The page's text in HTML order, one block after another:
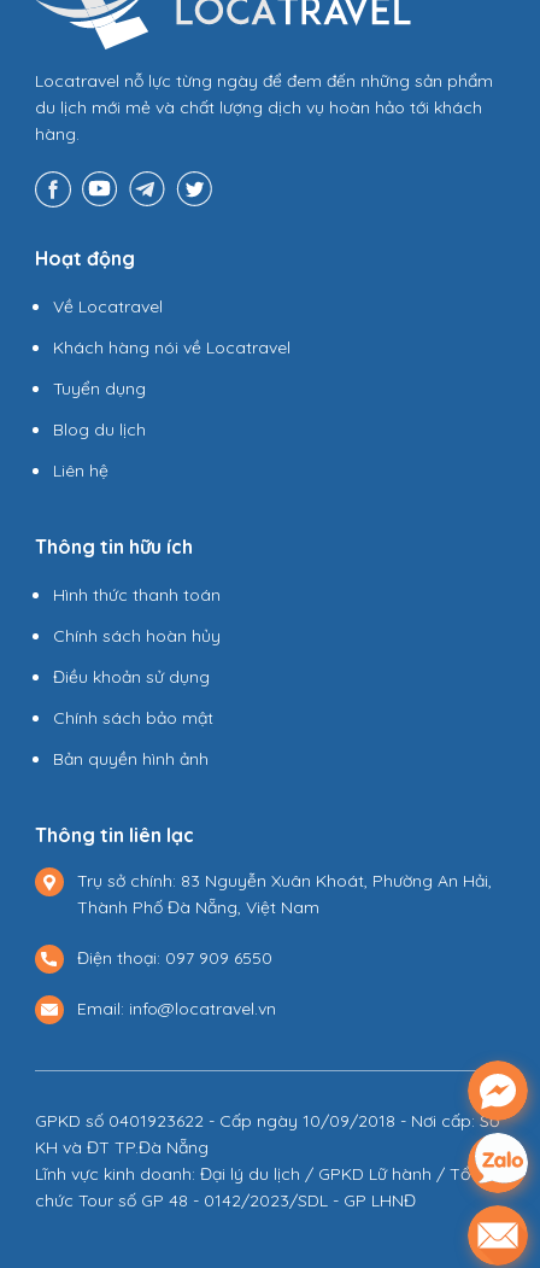
Locatravel nỗ lực từng ngày để đem đến những sản phẩm
du lịch mới mẻ và chất lượng dịch vụ hoàn hảo tới khách
hàng.
Hoạt động
Về Locatravel
Khách hàng nói về Locatravel
Tuyển dụng
Blog du lịch
Liên hệ
Thông tin hữu ích
Hình thức thanh toán
Chính sách hoàn hủy
Điều khoản sử dụng
Chính sách bảo mật
Bản quyền hình ảnh
Thông tin liên lạc
Trụ sở chính: 83 Nguyễn Xuân Khoát, Phường An Hải,
Thành Phố Đà Nẵng, Việt Nam
Điện thoại: 097 909 6550
Email: info@locatravel.vn
GPKD số 0401923622 - Cấp ngày 10/09/2018 - Nơi cấp: Sở
KH và ĐT TP.Đà Nẵng
Lĩnh vực kinh doanh: Đại lý du lịch / GPKD Lữ hành / Tổ
chức Tour số GP 48 - 0142/2023/SDL - GP LHNĐ